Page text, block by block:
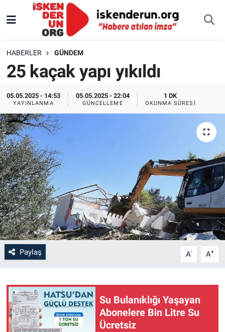
HABERLER GÜNDEM
25 kaçak yapı yıkıldı
05.05.2025 - 14:53
YAYINLANMA
05.05.2025 - 22:04
GÜNCELLEME
1 DK
OKUNMA SÜRESI
Paylaş A- A+
Su Bulanıklığı Yaşayan
Abonelere Bin Litre Su
Ücretsiz